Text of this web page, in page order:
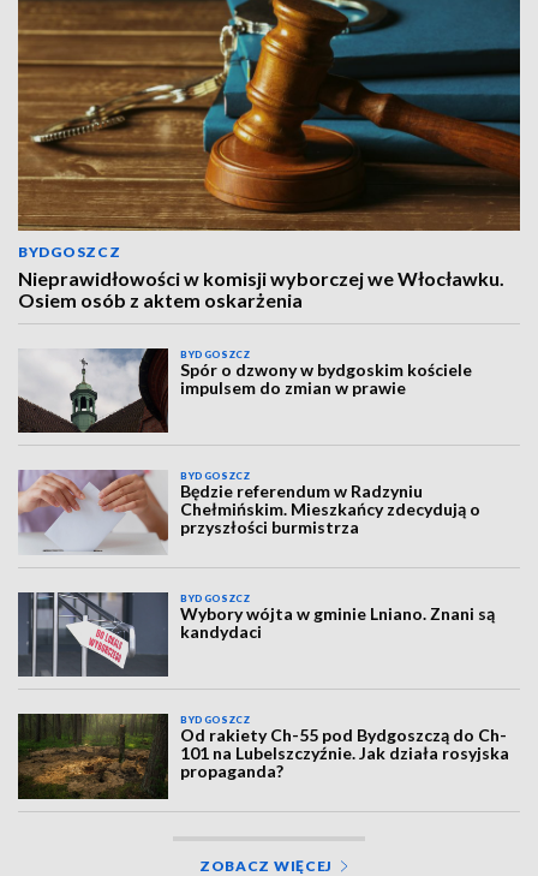
BYDGOSZCZ
Nieprawidłowości w komisji wyborczej we Włocławku.
Osiem osób z aktem oskarżenia
BYDGOSZCZ
Spór o dzwony w bydgoskim kościele
impulsem do zmian w prawie
BYDGOSZCZ
Będzie referendum w Radzyniu
Chełmińskim. Mieszkańcy zdecydują o
przyszłości burmistrza
BYDGOSZCZ
Wybory wójta w gminie Lniano. Znani są
kandydaci
BYDGOSZCZ
Od rakiety Ch-55 pod Bydgoszczą do Ch-
101 na Lubelszczyźnie. Jak działa rosyjska
propaganda?
ZOBACZ WIĘCEJ